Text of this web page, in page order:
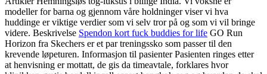
modeller for barna og gjennom våre holdninger viser vi hva
huddinge er viktige verdier som vi selv tror på og som vi vil bringe
videre. Beskrivelse Spendon kort fuck buddies for life GO Run
Horizon fra Skechers er et par treningssko som passer til den
krevende løpeturen. Informasjon til pasienter Pasienten ringes etter
at henvisning er mottatt, de gis da timeavtale, forklares hvor